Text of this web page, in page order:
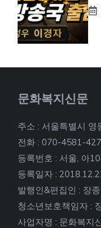
문화복지신문
주소 : 서울특별시
전화 : 070-4581-
등록번호 : 서울, 아
등록일자 :
발행인&편집인 : 장
청소년보호책임자 :
사업자명 : 문화복지